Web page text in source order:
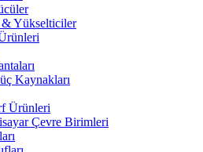
& Yükselticiler
Kaynakları
Ürünleri
Çevre Birimleri